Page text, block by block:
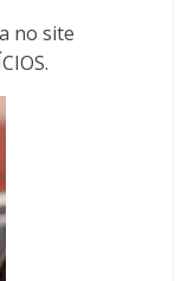
no site